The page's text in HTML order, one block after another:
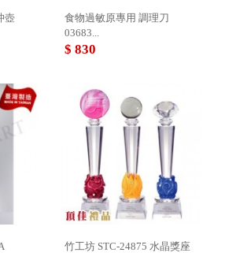
壺
食物過敏原專用 調理刀
03683...
$ 830
竹工坊 STC-24875 水晶獎座